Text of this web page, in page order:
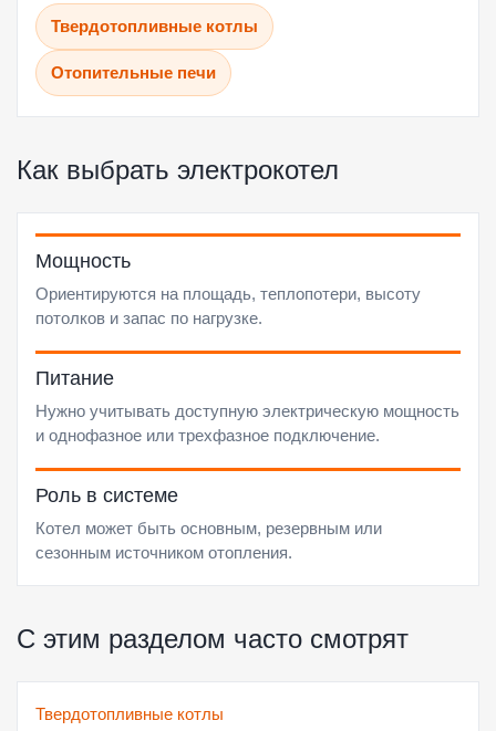
Твердотопливные котлы
Отопительные печи
Как выбрать электрокотел
Мощность
Ориентируются на площадь, теплопотери, высоту
потолков и запас по нагрузке.
Питание
Нужно учитывать доступную электрическую мощность
и однофазное или трехфазное подключение.
Роль в системе
Котел может быть основным, резервным или
сезонным источником отопления.
С этим разделом часто смотрят
Твердотопливные котлы